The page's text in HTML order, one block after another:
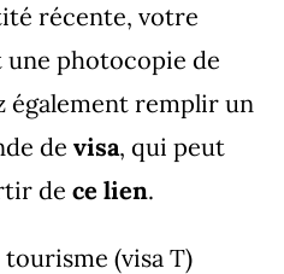
récente, votre
photocopie de
également remplir un
de visa, qui peut
de ce lien.
tourisme (visa T)